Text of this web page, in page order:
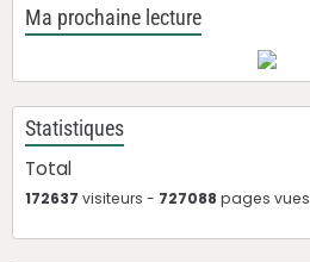
Ma prochaine lecture
Statistiques
Total
172637 visiteurs - 727088 pages vues